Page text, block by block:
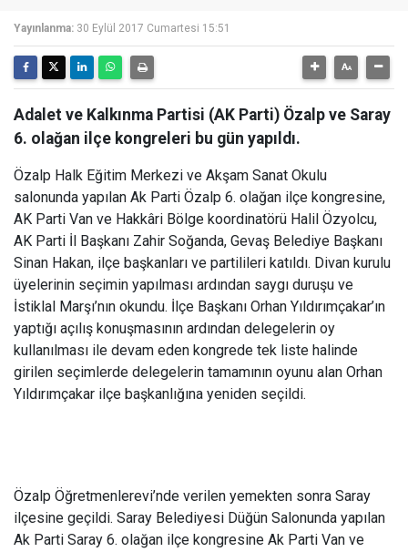
Yayınlanma: 30 Eylül 2017 Cumartesi 15:51
Adalet ve Kalkınma Partisi (AK Parti) Özalp ve Saray
6. olağan ilçe kongreleri bu gün yapıldı.
Özalp Halk Eğitim Merkezi ve Akşam Sanat Okulu
salonunda yapılan Ak Parti Özalp 6. olağan ilçe kongresine,
AK Parti Van ve Hakkâri Bölge koordinatörü Halil Özyolcu,
AK Parti İl Başkanı Zahir Soğanda, Gevaş Belediye Başkanı
Sinan Hakan, ilçe başkanları ve partilileri katıldı. Divan kurulu
üyelerinin seçimin yapılması ardından saygı duruşu ve
İstiklal Marşı’nın okundu. İlçe Başkanı Orhan Yıldırımçakar’ın
yaptığı açılış konuşmasının ardından delegelerin oy
kullanılması ile devam eden kongrede tek liste halinde
girilen seçimlerde delegelerin tamamının oyunu alan Orhan
Yıldırımçakar ilçe başkanlığına yeniden seçildi.
Özalp Öğretmenlerevi’nde verilen yemekten sonra Saray
ilçesine geçildi. Saray Belediyesi Düğün Salonunda yapılan
Ak Parti Saray 6. olağan ilçe kongresine Ak Parti Van ve